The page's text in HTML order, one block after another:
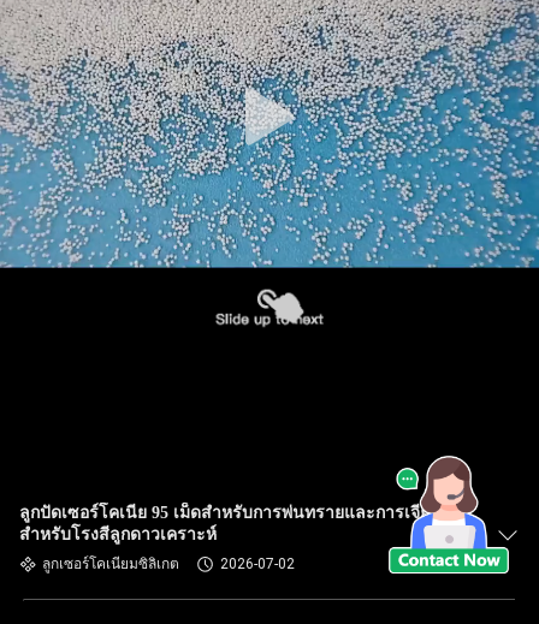
ลูกปัดเซอร์โคเนีย 95 เม็ดสำหรับการพ่นทรายและการเจียร
สำหรับโรงสีลูกดาวเคราะห์
ลูกเซอร์โคเนียมซิลิเกต 2026-07-02